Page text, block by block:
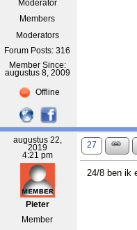
Moderator
Members
Moderators
Forum Posts: 316
Member Since:
augustus 8, 2009
Offline
augustus 22,
2019
4:21 pm
Pieter
Member
27
24/8 ben ik